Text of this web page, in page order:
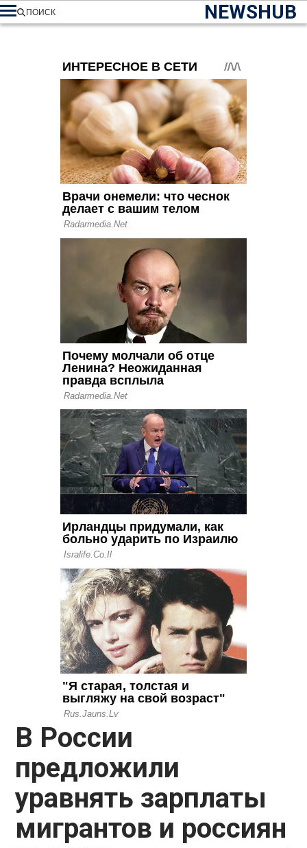
NEWSHUB
ПОИСК
В России
предложили
уравнять зарплаты
мигрантов и россиян